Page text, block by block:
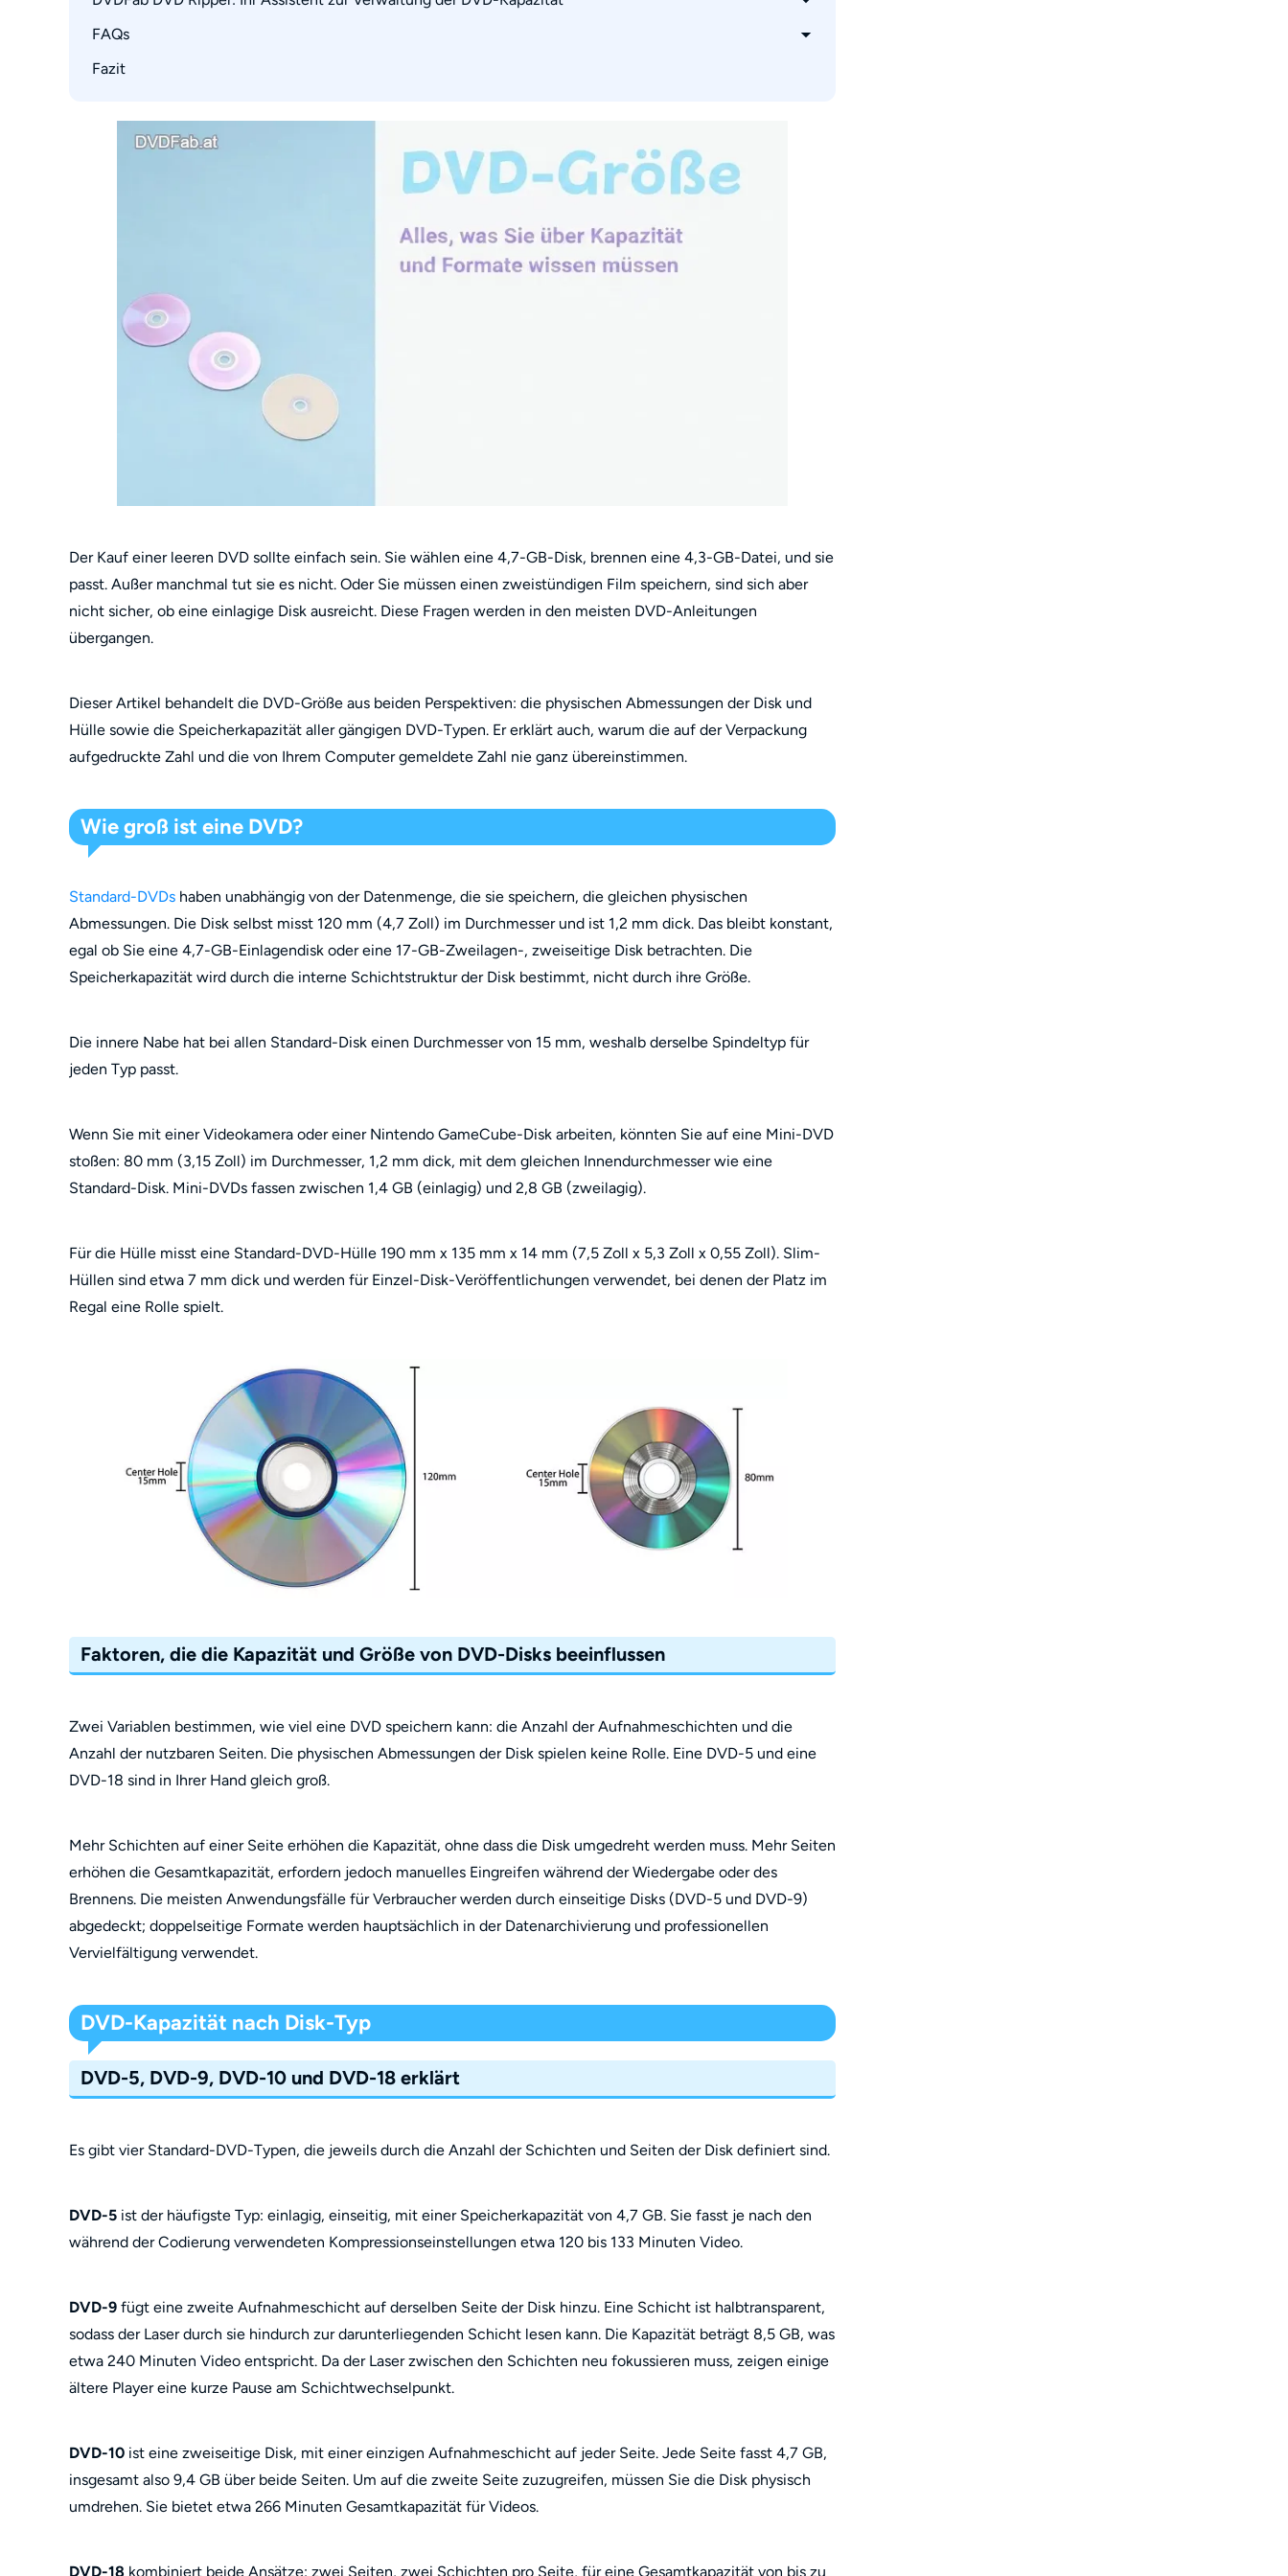
Warum Ihre 4,7-GB-DVD tatsächlich keine 4,7 GB fasst
Wie man DVDs mit DVDFab DVD Ripper in digitale Formate umwandelt
FAQs
Wie viel Daten kann eine DVD tatsächlich speichern?
Ist DVD-R oder DVD+R besser zum Brennen?
Fazit
Der Kauf einer leeren DVD sollte einfach sein. Sie wählen eine 4,7-GB-Disk, brennen eine 4,3-GB-Datei, und sie
passt. Außer manchmal tut sie es nicht. Oder Sie müssen einen zweistündigen Film speichern, sind sich aber
nicht sicher, ob eine einlagige Disk ausreicht. Diese Fragen werden in den meisten DVD-Anleitungen
übergangen.
Dieser Artikel behandelt die DVD-Größe aus beiden Perspektiven: die physischen Abmessungen der Disk und
Hülle sowie die Speicherkapazität aller gängigen DVD-Typen. Er erklärt auch, warum die auf der Verpackung
aufgedruckte Zahl und die von Ihrem Computer gemeldete Zahl nie ganz übereinstimmen.
Wie groß ist eine DVD?
Standard-DVDs haben unabhängig von der Datenmenge, die sie speichern, die gleichen physischen
Abmessungen. Die Disk selbst misst 120 mm (4,7 Zoll) im Durchmesser und ist 1,2 mm dick. Das bleibt konstant,
egal ob Sie eine 4,7-GB-Einlagendisk oder eine 17-GB-Zweilagen-, zweiseitige Disk betrachten. Die
Speicherkapazität wird durch die interne Schichtstruktur der Disk bestimmt, nicht durch ihre Größe.
Die innere Nabe hat bei allen Standard-Disk einen Durchmesser von 15 mm, weshalb derselbe Spindeltyp für
jeden Typ passt.
Wenn Sie mit einer Videokamera oder einer Nintendo GameCube-Disk arbeiten, könnten Sie auf eine Mini-DVD
stoßen: 80 mm (3,15 Zoll) im Durchmesser, 1,2 mm dick, mit dem gleichen Innendurchmesser wie eine
Standard-Disk. Mini-DVDs fassen zwischen 1,4 GB (einlagig) und 2,8 GB (zweilagig).
Für die Hülle misst eine Standard-DVD-Hülle 190 mm x 135 mm x 14 mm (7,5 Zoll x 5,3 Zoll x 0,55 Zoll). Slim-
Hüllen sind etwa 7 mm dick und werden für Einzel-Disk-Veröffentlichungen verwendet, bei denen der Platz im
Regal eine Rolle spielt.
Faktoren, die die Kapazität und Größe von DVD-Disks beeinflussen
Zwei Variablen bestimmen, wie viel eine DVD speichern kann: die Anzahl der Aufnahmeschichten und die
Anzahl der nutzbaren Seiten. Die physischen Abmessungen der Disk spielen keine Rolle. Eine DVD-5 und eine
DVD-18 sind in Ihrer Hand gleich groß.
Mehr Schichten auf einer Seite erhöhen die Kapazität, ohne dass die Disk umgedreht werden muss. Mehr Seiten
erhöhen die Gesamtkapazität, erfordern jedoch manuelles Eingreifen während der Wiedergabe oder des
Brennens. Die meisten Anwendungsfälle für Verbraucher werden durch einseitige Disks (DVD-5 und DVD-9)
abgedeckt; doppelseitige Formate werden hauptsächlich in der Datenarchivierung und professionellen
Vervielfältigung verwendet.
DVD-Kapazität nach Disk-Typ
DVD-5, DVD-9, DVD-10 und DVD-18 erklärt
Es gibt vier Standard-DVD-Typen, die jeweils durch die Anzahl der Schichten und Seiten der Disk definiert sind.
DVD-5 ist der häufigste Typ: einlagig, einseitig, mit einer Speicherkapazität von 4,7 GB. Sie fasst je nach den
während der Codierung verwendeten Kompressionseinstellungen etwa 120 bis 133 Minuten Video.
DVD-9 fügt eine zweite Aufnahmeschicht auf derselben Seite der Disk hinzu. Eine Schicht ist halbtransparent,
sodass der Laser durch sie hindurch zur darunterliegenden Schicht lesen kann. Die Kapazität beträgt 8,5 GB, was
etwa 240 Minuten Video entspricht. Da der Laser zwischen den Schichten neu fokussieren muss, zeigen einige
ältere Player eine kurze Pause am Schichtwechselpunkt.
DVD-10 ist eine zweiseitige Disk, mit einer einzigen Aufnahmeschicht auf jeder Seite. Jede Seite fasst 4,7 GB,
insgesamt also 9,4 GB über beide Seiten. Um auf die zweite Seite zuzugreifen, müssen Sie die Disk physisch
umdrehen. Sie bietet etwa 266 Minuten Gesamtkapazität für Videos.
DVD-18 kombiniert beide Ansätze: zwei Seiten, zwei Schichten pro Seite, für eine Gesamtkapazität von bis zu